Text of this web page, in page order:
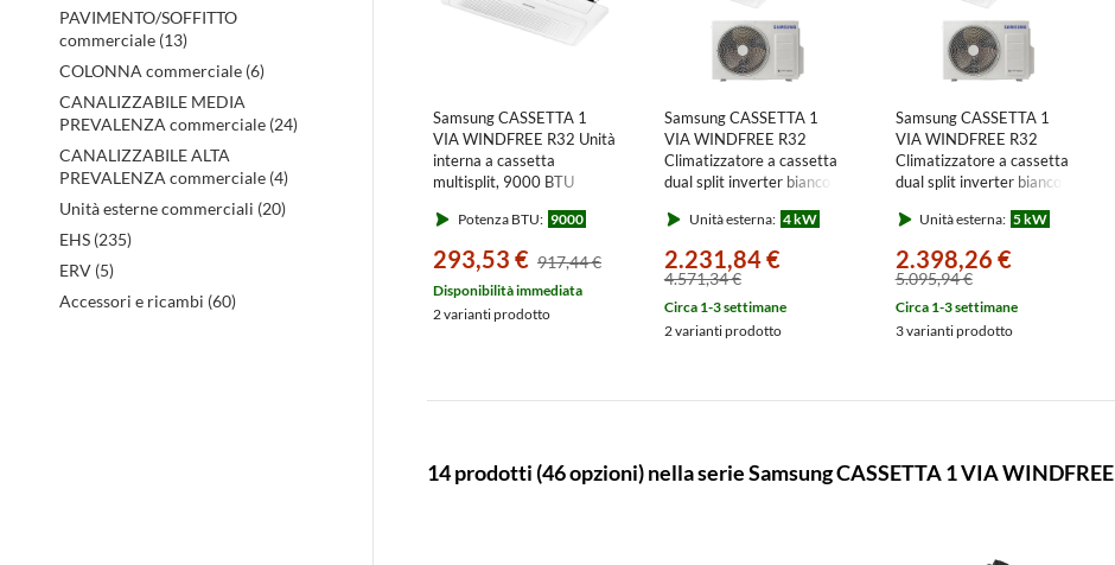
PAVIMENTO/SOFFITTO
commerciale (13)
COLONNA commerciale (6)
CANALIZZABILE MEDIA
PREVALENZA commerciale (24)
CANALIZZABILE ALTA
PREVALENZA commerciale (4)
Unità esterne commerciali (20)
EHS (235)
ERV (5)
Accessori e ricambi (60)
Samsung CASSETTA 1
VIA WINDFREE R32 Unità
interna a cassetta
multisplit, 9000 BTU
esclusi)Potenza BTU: 9000
293,53 € 917,44 €
Disponibilità immediata
2 varianti prodotto
Samsung CASSETTA 1
VIA WINDFREE R32
Climatizzatore a cassetta
dual split inverter bianco |
interne 9000+9000 BTU
Unità esterna: 4 kW
2.231,84 €
4.571,34 €
Circa 1-3 settimane
2 varianti prodotto
Samsung CASSETTA 1
VIA WINDFREE R32
Climatizzatore a cassetta
dual split inverter bianco |
interne 9000+9000 BTU
Unità esterna: 5 kW
2.398,26 €
5.095,94 €
Circa 1-3 settimane
3 varianti prodotto
14 prodotti (46 opzioni) nella serie Samsung CASSETTA 1 VIA WINDFREE